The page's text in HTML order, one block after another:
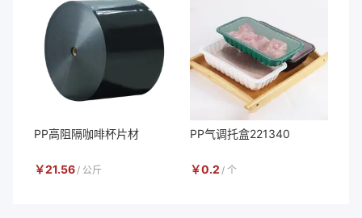
PP高阻隔咖啡杯片材
￥21.56 / 公斤
PP气调托盒221340
￥0.2 / 个